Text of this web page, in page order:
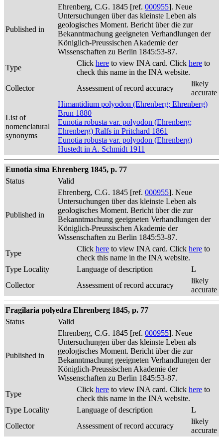
Published in
Ehrenberg, C.G. 1845 [ref. 000955]. Neue
Untersuchungen über das kleinste Leben als
geologisches Moment. Bericht über die zur
Bekanntmachung geeigneten Verhandlungen der
Königlich-Preussischen Akademie der
Wissenschaften zu Berlin 1845:53-87.
Type
Click here to view INA card. Click here to
check this name in the INA website.
Collector
Assessment of record accuracy
likely
accurate
List of
nomenclatural
synonyms
Himantidium polyodon (Ehrenberg; Ehrenberg)
Brun 1880
Eunotia robusta var. polyodon (Ehrenberg;
Ehrenberg) Ralfs in Pritchard 1861
Eunotia robusta var. polyodon (Ehrenberg)
Hustedt in A. Schmidt 1911
Eunotia sima Ehrenberg 1845, p. 77
Status
Valid
Published in
Ehrenberg, C.G. 1845 [ref. 000955]. Neue
Untersuchungen über das kleinste Leben als
geologisches Moment. Bericht über die zur
Bekanntmachung geeigneten Verhandlungen der
Königlich-Preussischen Akademie der
Wissenschaften zu Berlin 1845:53-87.
Type
Click here to view INA card. Click here to
check this name in the INA website.
Type Locality
Language of description
L
Collector
Assessment of record accuracy
likely
accurate
Fragilaria polyedra Ehrenberg 1845, p. 77
Status
Valid
Published in
Ehrenberg, C.G. 1845 [ref. 000955]. Neue
Untersuchungen über das kleinste Leben als
geologisches Moment. Bericht über die zur
Bekanntmachung geeigneten Verhandlungen der
Königlich-Preussischen Akademie der
Wissenschaften zu Berlin 1845:53-87.
Type
Click here to view INA card. Click here to
check this name in the INA website.
Type Locality
Language of description
L
Collector
Assessment of record accuracy
likely
accurate